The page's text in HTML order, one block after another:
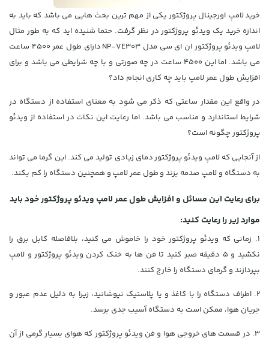
خریدلامپ اورجینال پروژکتور یکی از مهم ترین بحث هایی می باشد که باید به
اندازه خرید یک ویدئو پروژکتور در نظر گرفت. حتما شنیده اید که به طور مثال
لامپ ویدئو پروژکتور ان ای سی مدل NP-VE303
دارای طول عمر 4500 ساعت
می باشد. اما این 4500 ساعت در چه صورتی و با چه شرایطی می باشد و برای
افزایش طول عمر لامپ باید چه کاری انجام داد؟
در واقع این مقدار ساعتی که ذکر می شود به معنای استفاده از دستگاه در
شرایط استاندارد و مناسب می باشد. اما رعایت این نکات در استفاده از ویدئو
پروژکتور چگونه است؟
از آنجایی که لامپ ویدئو پروژکتور دمای زیادی تولید می کند. این گرما می تواند
به دستگاه و لامپ صدمه بزند و طول عمر لامپ و همچنین دستگاه را کم بکند.
برای رعایت این مسائل و افزایش طول عمر لامپ ویدئو پروژکتور خود باید
موارد زیر را رعایت کنید:
1. زمانی که ویدئو پروژکتور خود را خاموش می کنید، بلافاصله کابل برق را
نکشید و 5 دقیقه صبر کنید تا فن ها به خنک کردن ویدئو پروژکتور و لامپ
بپردازند و گرمای دستگاه را خارج کنند.
2. اطراف دستگاه را با کاغذ و یا پلاستیک نپوشانید، زیرا به دلیل عدم عبور و
جریان هوا، ممکن است به دستگاه آسیب جدی برسد.
3. در قسمت های خروجی هوا و فن ویدئو پروژکتور که هوای بسیار گرمی از آن